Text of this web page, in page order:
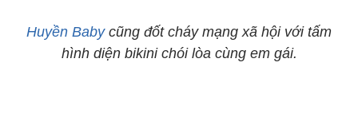
Huyền Babycũng đốt cháy mạng xã hội với tấm
hình diện bikini chói lòa cùng em gái.